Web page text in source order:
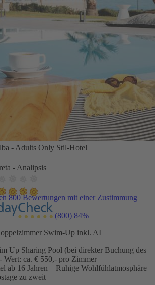
- Adults Only Stil-Hotel
- Analipsis
800 Bewertungen mit einer Zustimmung
(800) 84%
Swim-Up inkl. AI
Up Sharing Pool (bei direkter Buchung des
ca. € 550,- pro Zimmer
ab 16 Jahren – Ruhige Wohlfühlatmosphäre
zu zweit